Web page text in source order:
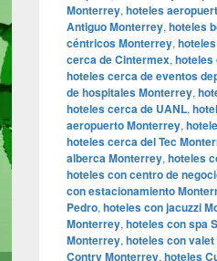
Monterrey, hoteles
Antiguo Monterrey, hoteles
céntricos Monterrey,
cerca de Cintermex, hoteles
hoteles cerca de eventos
de hospitales Monterrey,
hoteles cerca de UANL,
aeropuerto Monterrey,
hoteles cerca del Tec
alberca Monterrey, hoteles
hoteles con centro de
con estacionamiento
Pedro, hoteles con jacuzzi
Monterrey, hoteles con spa
Monterrey, hoteles con
Contry Monterrey, hoteles